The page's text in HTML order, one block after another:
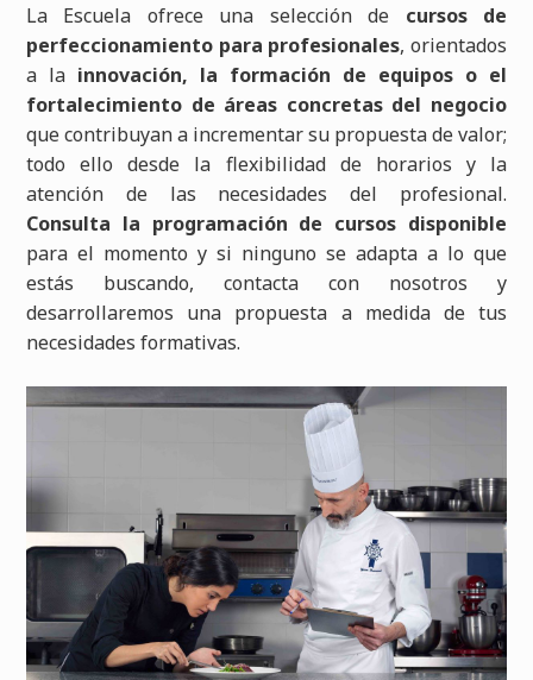
La Escuela ofrece una selección de cursos de
perfeccionamiento para profesionales, orientados
a la innovación, la formación de equipos o el
fortalecimiento de áreas concretas del negocio
que contribuyan a incrementar su propuesta de valor;
todo ello desde la flexibilidad de horarios y la
atención de las necesidades del profesional.
Consulta la programación de cursos disponible
para el momento y si ninguno se adapta a lo que
estás buscando, contacta con nosotros y
desarrollaremos una propuesta a medida de tus
necesidades formativas.